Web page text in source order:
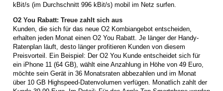
kBit/s (im Durchschnitt 996 kBit/s) mobil im Netz surfen.
O2 You Rabatt: Treue zahlt sich aus
Kunden, die sich für das neue O2 Kombiangebot entscheiden,
erhalten jeden Monat einen O2 You Rabatt. Je länger der Handy-
Ratenplan läuft, desto länger profitieren Kunden von diesem
Preisvorteil. Ein Beispiel: Der O2 You Kunde entscheidet sich für
ein iPhone 11 (64 GB), wählt eine Anzahlung in Höhe von 49 Euro,
möchte sein Gerät in 36 Monatsraten abbezahlen und im Monat
über 10 GB Highspeed-Datenvolumen verfügen. Monatlich zahlt der